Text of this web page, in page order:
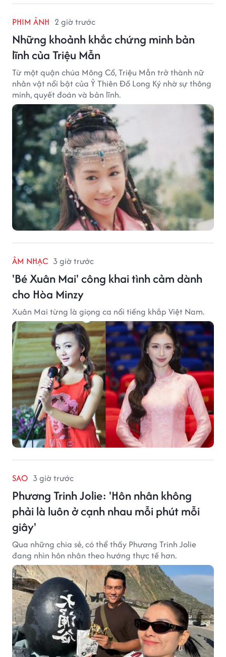
PHIM ẢNH 2 giờ trước
Những khoảnh khắc chứng minh bản
lĩnh của Triệu Mẫn
Từ một quận chúa Mông Cổ, Triệu Mẫn trở thành nữ
nhân vật nổi bật của Ỷ Thiên Đồ Long Ký nhờ sự thông
minh, quyết đoán và bản lĩnh.
ÂM NHẠC 3 giờ trước
'Bé Xuân Mai' công khai tình cảm dành
cho Hòa Minzy
Xuân Mai từng là giọng ca nổi tiếng khắp Việt Nam.
SAO 3 giờ trước
Phương Trinh Jolie: 'Hôn nhân không
phải là luôn ở cạnh nhau mỗi phút mỗi
giây'
Qua những chia sẻ, có thể thấy Phương Trinh Jolie
đang nhìn hôn nhân theo hướng thực tế hơn.